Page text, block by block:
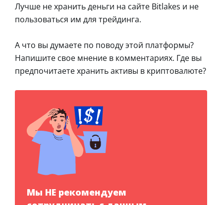
Лучше не хранить деньги на сайте Bitlakes и не
пользоваться им для трейдинга.
А что вы думаете по поводу этой платформы?
Напишите свое мнение в комментариях. Где вы
предпочитаете хранить активы в криптовалюте?
Мы НЕ рекомендуем